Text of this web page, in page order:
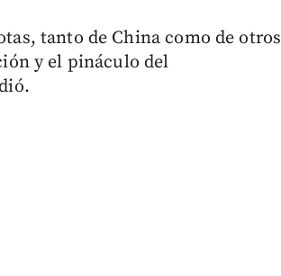
tanto de China como de otros
y el pináculo del